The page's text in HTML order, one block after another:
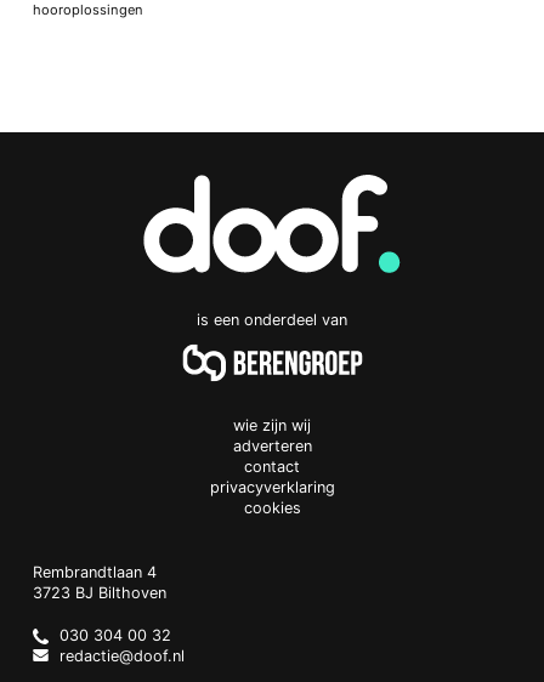
hooroplossingen
is een onderdeel van
wie zijn wij
adverteren
contact
privacyverklaring
cookies
Doof.nl
work
Rembrandtlaan 4
3723 BJ Bilthoven
Netherlands
030 304 00 32
redactie@doof.nl